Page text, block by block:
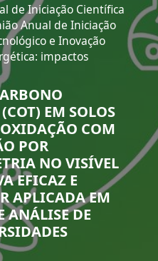
de Iniciação Científica
Anual de Iniciação
e Inovação
impactos
EM SOLOS
COM
POR
NO VISÍVEL
EFICAZ E
APLICADA EM
ANÁLISE DE